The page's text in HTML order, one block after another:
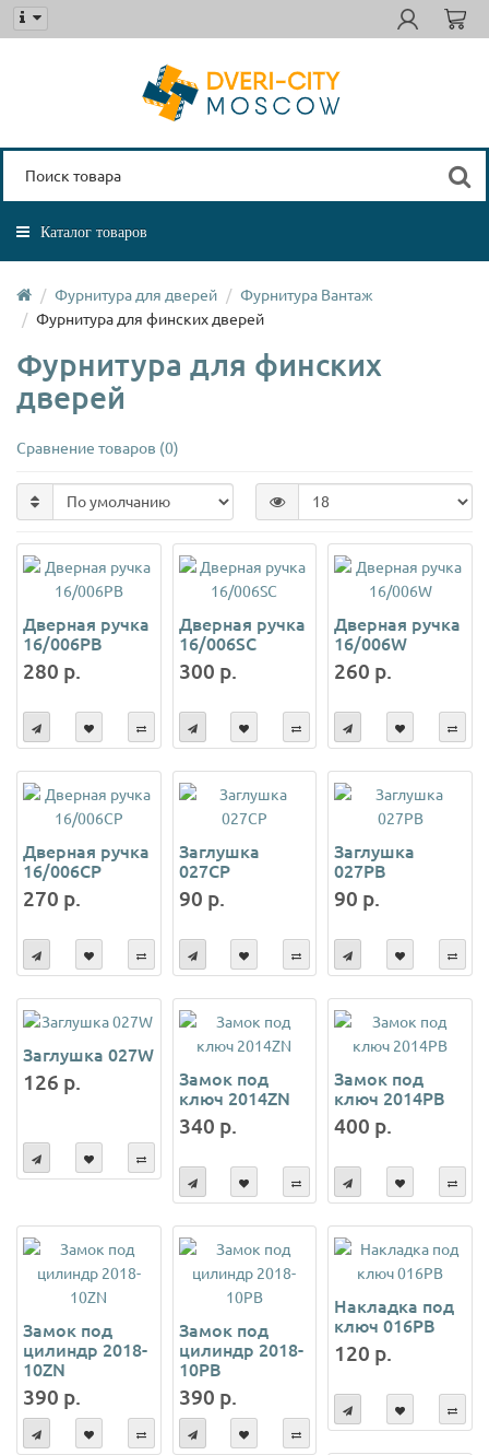
Каталог товаров
Фурнитура для дверей
Фурнитура Вантаж
Фурнитура для финских дверей
Фурнитура для финских
дверей
Сравнение товаров (0)
Дверная ручка
16/006PB
280 р.
Дверная ручка
16/006SC
300 р.
Дверная ручка
16/006W
260 р.
Дверная ручка
16/006СР
270 р.
Заглушка
027CP
90 р.
Заглушка
027PB
90 р.
Заглушка 027W
126 р.
Замок под
ключ 2014ZN
340 р.
Замок под
ключ 2014РВ
400 р.
Замок под
цилиндр 2018-
10ZN
390 р.
Замок под
цилиндр 2018-
10РВ
390 р.
Накладка под
ключ 016PB
120 р.